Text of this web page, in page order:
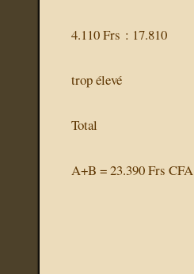
4.110 Frs : 17.810
trop élevé
Total
A+B = 23.390 Frs CFA